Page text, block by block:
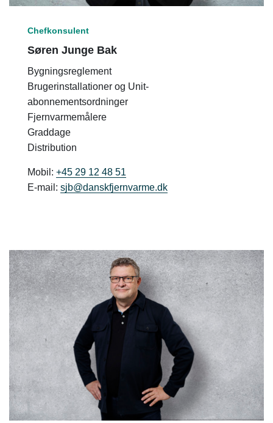
Chefkonsulent
Søren Junge Bak
Bygningsreglement
Brugerinstallationer og Unit-
abonnementsordninger
Fjernvarmemålere
Graddage
Distribution
Mobil: +45 29 12 48 51
E-mail: sjb@danskfjernvarme.dk